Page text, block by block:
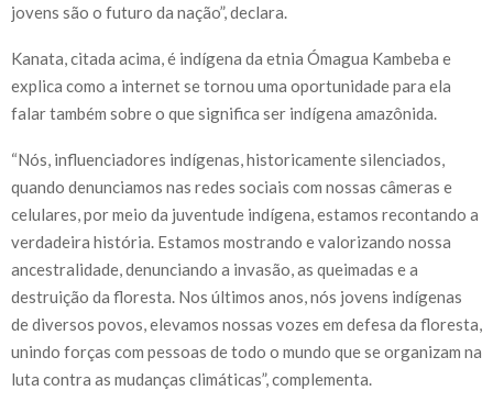
jovens são o futuro da nação”, declara.
Kanata, citada acima, é indígena da etnia Ómagua Kambeba e
explica como a internet se tornou uma oportunidade para ela
falar também sobre o que significa ser indígena amazônida.
“Nós, influenciadores indígenas, historicamente silenciados,
quando denunciamos nas redes sociais com nossas câmeras e
celulares, por meio da juventude indígena, estamos recontando a
verdadeira história. Estamos mostrando e valorizando nossa
ancestralidade, denunciando a invasão, as queimadas e a
destruição da floresta. Nos últimos anos, nós jovens indígenas
de diversos povos, elevamos nossas vozes em defesa da floresta,
unindo forças com pessoas de todo o mundo que se organizam na
luta contra as mudanças climáticas”, complementa.